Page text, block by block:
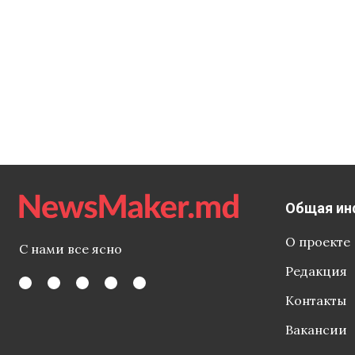
С нами все ясно
Общая
О проекте
Редакция
Контакты
Вакансии